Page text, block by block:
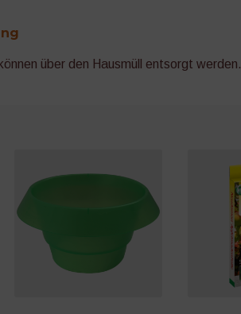
über den Hausmüll entsorgt werden.